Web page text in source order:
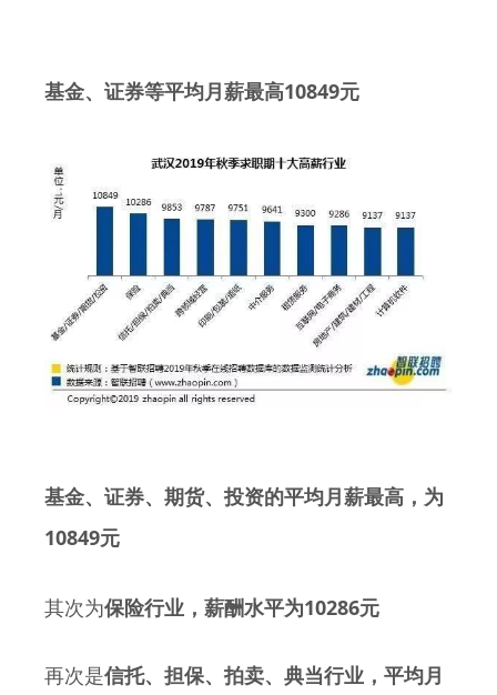
基金、证券等平均月薪最高10849元
基金、证券、期货、投资的平均月薪最高，为
10849元
其次为保险行业，薪酬水平为10286元
再次是信托、担保、拍卖、典当行业，平均月